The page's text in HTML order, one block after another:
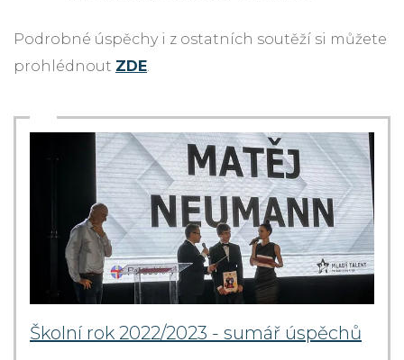
Podrobné úspěchy i z ostatních soutěží si můžete
prohlédnout ZDE
Školní rok 2022/2023 - sumář úspěchů